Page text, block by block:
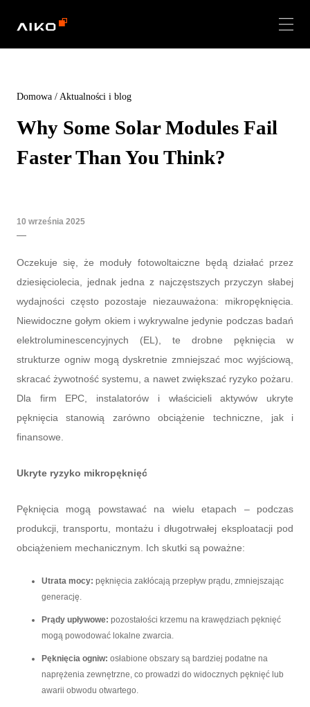
Domowa/Aktualności i blog
Why Some Solar Modules Fail
Faster Than You Think?
10 września 2025
Oczekuje się, że moduły fotowoltaiczne będą działać przez
dziesięciolecia, jednak jedna z najczęstszych przyczyn słabej
wydajności często pozostaje niezauważona: mikropęknięcia.
Niewidoczne gołym okiem i wykrywalne jedynie podczas badań
elektroluminescencyjnych (EL), te drobne pęknięcia w
strukturze ogniw mogą dyskretnie zmniejszać moc wyjściową,
skracać żywotność systemu, a nawet zwiększać ryzyko pożaru.
Dla firm EPC, instalatorów i właścicieli aktywów ukryte
pęknięcia stanowią zarówno obciążenie techniczne, jak i
finansowe.
Ukryte ryzyko mikropęknięć
Pęknięcia mogą powstawać na wielu etapach – podczas
produkcji, transportu, montażu i długotrwałej eksploatacji pod
obciążeniem mechanicznym. Ich skutki są poważne:
Utrata mocy: pęknięcia zakłócają przepływ prądu, zmniejszając
generację.
Prądy upływowe: pozostałości krzemu na krawędziach pęknięć
mogą powodować lokalne zwarcia.
Pęknięcia ogniw: osłabione obszary są bardziej podatne na
naprężenia zewnętrzne, co prowadzi do widocznych pęknięć lub
awarii obwodu otwartego.